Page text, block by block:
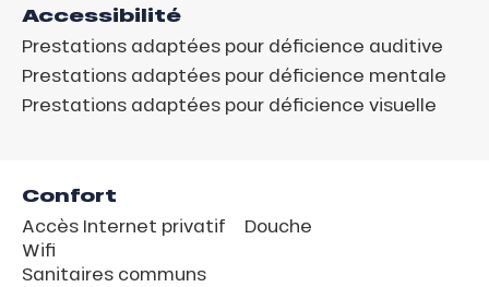
Accessibilité
Prestations adaptées pour déficience auditive
Prestations adaptées pour déficience mentale
Prestations adaptées pour déficience visuelle
Confort
Accès Internet privatif
Wifi
Sanitaires communs
Douche